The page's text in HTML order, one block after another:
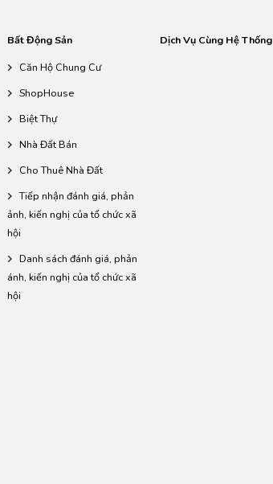
Bất Động Sản
Căn Hộ Chung Cư
ShopHouse
Biệt Thự
Nhà Đất Bán
Cho Thuê Nhà Đất
Tiếp nhận đánh giá, phản
ảnh, kiến nghị của tổ chức xã
hội
Danh sách đánh giá, phản
ánh, kiến nghị của tổ chức xã
hội
Dịch Vụ Cùng Hệ Thống